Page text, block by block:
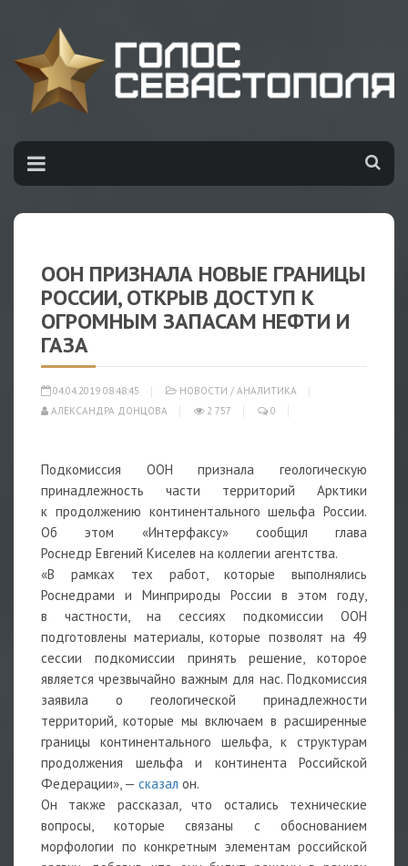
ООН ПРИЗНАЛА НОВЫЕ ГРАНИЦЫ
РОССИИ, ОТКРЫВ ДОСТУП К
ОГРОМНЫМ ЗАПАСАМ НЕФТИ И
ГАЗА
04.04.2019 08:48:45 НОВОСТИ / АНАЛИТИКА
АЛЕКСАНДРА ДОНЦОВА
2 757 0
Подкомиссия ООН признала геологическую
принадлежность части территорий Арктики
к продолжению континентального шельфа России.
Об этом «Интерфаксу» сообщил глава
Роснедр Евгений Киселев на коллегии агентства.
«В рамках тех работ, которые выполнялись
Роснедрами и Минприроды России в этом году,
в частности, на сессиях подкомиссии ООН
подготовлены материалы, которые позволят на 49
сессии подкомиссии принять решение, которое
является чрезвычайно важным для нас. Подкомиссия
заявила о геологической принадлежности
территорий, которые мы включаем в расширенные
границы континентального шельфа, к структурам
продолжения шельфа и континента Российской
Федерации», — сказал он.
Он также рассказал, что остались технические
вопросы, которые связаны с обоснованием
морфологии по конкретным элементам российской